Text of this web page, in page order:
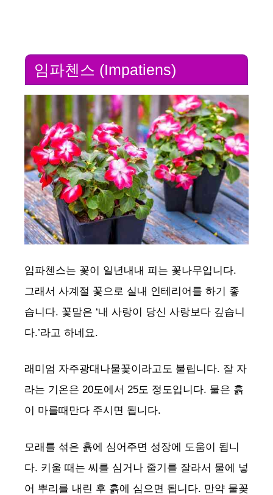
V
i
d
e
o
임파첸스 (Impatiens)
임파첸스는 꽃이 일년내내 피는 꽃나무입니다.
그래서 사계절 꽃으로 실내 인테리어를 하기 좋
습니다. 꽃말은 ‘내 사랑이 당신 사랑보다 깊습니
다.’라고 하네요.
래미엄 자주광대나물꽃이라고도 불립니다. 잘 자
라는 기온은 20도에서 25도 정도입니다. 물은 흙
이 마를때만다 주시면 됩니다.
모래를 섞은 흙에 심어주면 성장에 도움이 됩니
다. 키울 때는 씨를 심거나 줄기를 잘라서 물에 넣
어 뿌리를 내린 후 흙에 심으면 됩니다. 만약 물꽂